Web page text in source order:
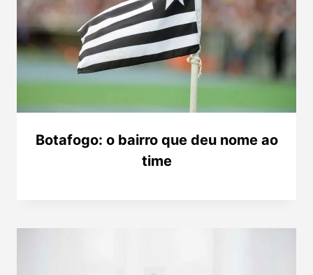
Botafogo: o bairro que deu nome ao
time